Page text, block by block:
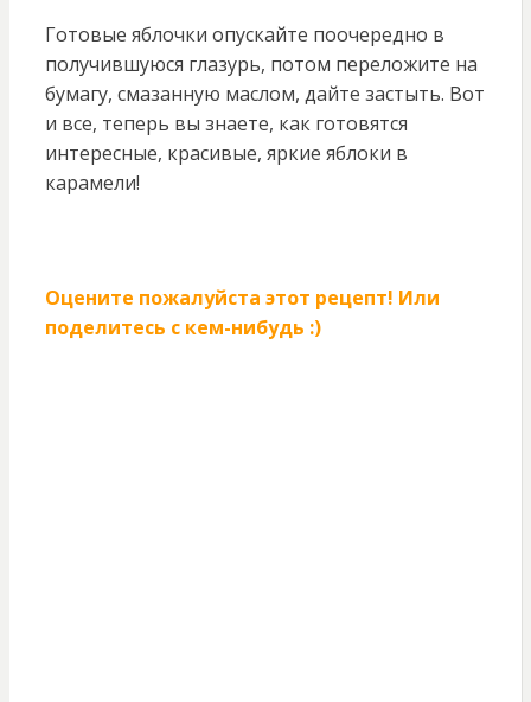
Готовые яблочки опускайте поочередно в
получившуюся глазурь, потом переложите на
бумагу, смазанную маслом, дайте застыть. Вот
и все, теперь вы знаете, как готовятся
интересные, красивые, яркие яблоки в
карамели!
Оцените пожалуйста этот рецепт! Или
поделитесь с кем-нибудь :)